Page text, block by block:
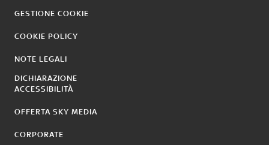
GESTIONE COOKIE
COOKIE POLICY
NOTE LEGALI
DICHIARAZIONE
ACCESSIBILITÀ
OFFERTA SKY MEDIA
CORPORATE